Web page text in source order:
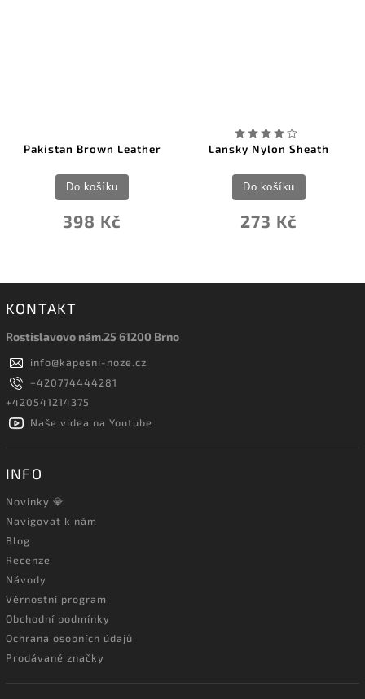
Pakistan Brown Leather
398 Kč
Do košíku
Lansky Nylon Sheath
273 Kč
Do košíku
KONTAKT
Rostislavovo nám.25 61200 Brno
info@kapesni-noze.cz
+420774444281
+420541214375
Naše videa na Youtube
INFO
Novinky 💎
Navigovat k nám
Blog
Recenze
Návody
Věrnostní program
Obchodní podmínky
Ochrana osobních údajů
Prodávané značky